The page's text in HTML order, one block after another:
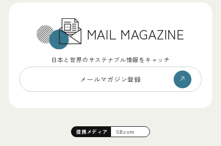
MAIL MAGAZINE
日本と世界のサステナブル情報をキャッチ
メールマガジン登録
提携メディア SB.com